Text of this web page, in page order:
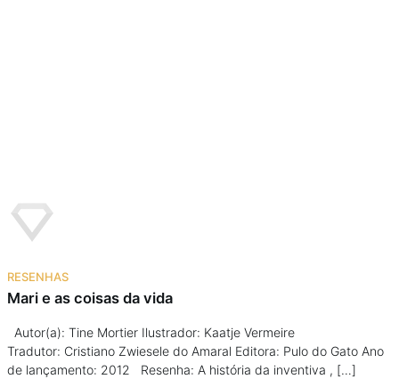
RESENHAS
Mari e as coisas da vida
Autor(a): Tine Mortier Ilustrador: Kaatje Vermeire
Tradutor: Cristiano Zwiesele do Amaral Editora: Pulo do Gato Ano
de lançamento: 2012 Resenha: A história da inventiva , […]